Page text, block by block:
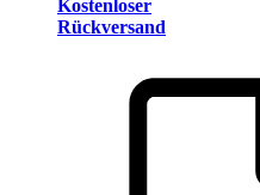
Kostenloser
Rückversand